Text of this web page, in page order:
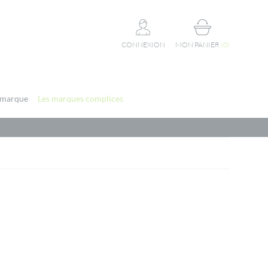
CONNEXION MON PANIER (0)
Les marques complices